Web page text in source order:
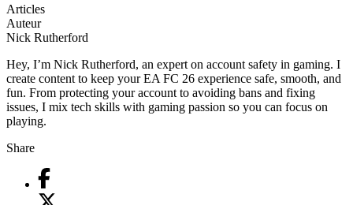
Articles
Auteur
Nick Rutherford
Hey, I’m Nick Rutherford, an expert on account safety in gaming. I
create content to keep your EA FC 26 experience safe, smooth, and
fun. From protecting your account to avoiding bans and fixing
issues, I mix tech skills with gaming passion so you can focus on
playing.
Share